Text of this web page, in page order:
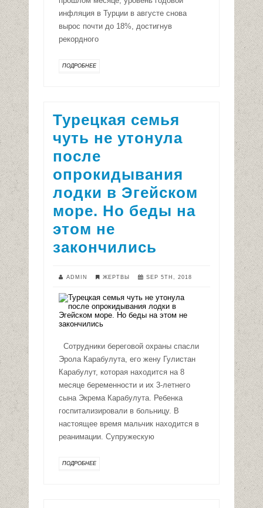
инфляция в Турции в августе снова
вырос почти до 18%, достигнув
рекордного
ПОДРОБНЕЕ
Турецкая семья
чуть не утонула
после
опрокидывания
лодки в Эгейском
море. Но беды на
этом не
закончились
ADMIN ЖЕРТВЫ SEP 5TH, 2018
Сотрудники береговой охраны спасли
Эрола Карабулута, его жену Гулистан
Карабулут, которая находится на 8
месяце беременности и их 3-летнего
сына Экрема Карабулута. Ребенка
госпитализировали в больницу. В
настоящее время мальчик находится в
реанимации. Супружескую
ПОДРОБНЕЕ